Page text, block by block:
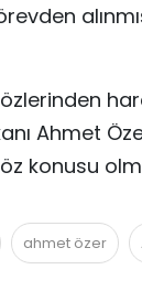
Ahmet
konusu
ahmet özer